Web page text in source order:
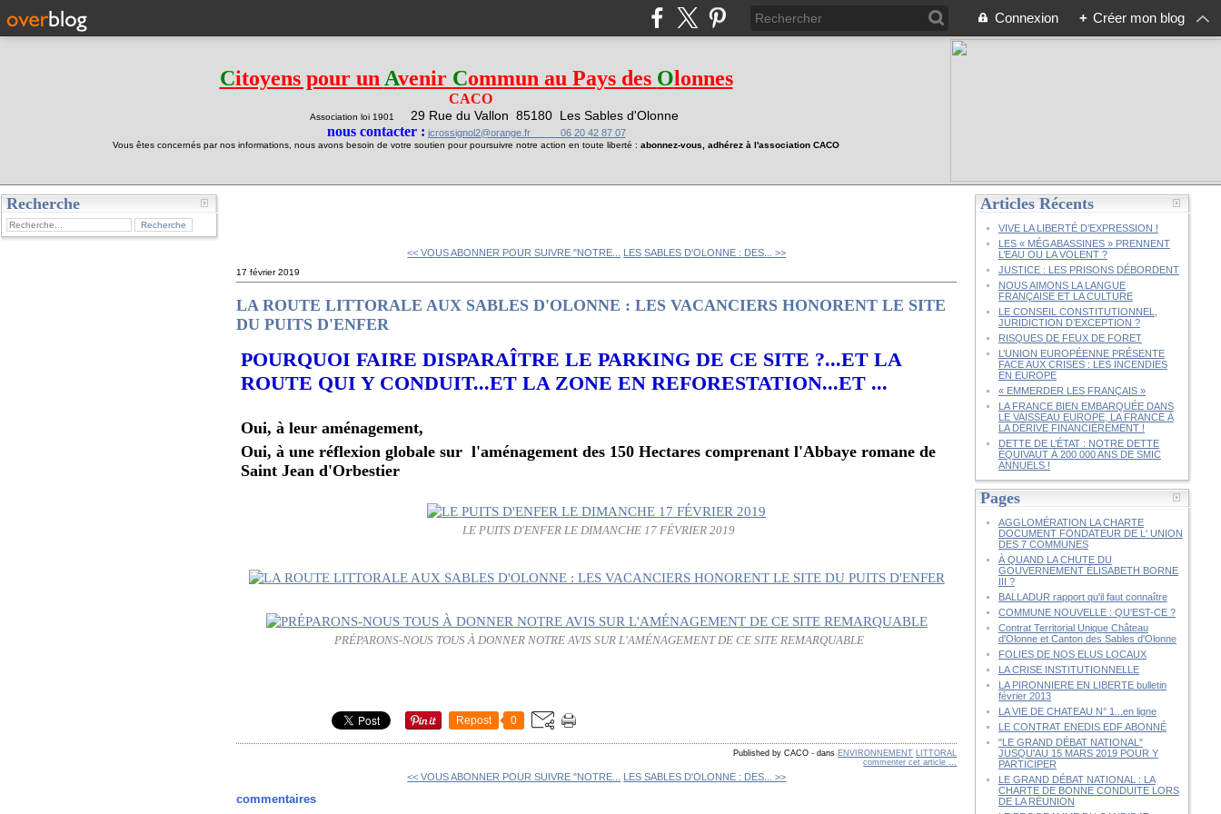
Connexion + Créer mon blog
Citoyens pour un Avenir Commun au Pays des Olonnes
CACO
Association loi 1901 29 Rue du Vallon 85180 Les Sables d'Olonne
nous contacter : jcrossignol2@orange.fr 06 20 42 87 07
Vous êtes concernés par nos informations, nous avons besoin de votre soutien pour poursuivre notre action en toute liberté : abonnez-vous, adhérez à l'association CACO
Recherche
<< VOUS ABONNER POUR SUIVRE "NOTRE... LES SABLES D'OLONNE : DES... >>
17 février 2019
LA ROUTE LITTORALE AUX SABLES D'OLONNE : LES VACANCIERS HONORENT LE SITE
DU PUITS D'ENFER
POURQUOI FAIRE DISPARAÎTRE LE PARKING DE CE SITE ?...ET LA
ROUTE QUI Y CONDUIT...ET LA ZONE EN REFORESTATION...ET ...
Oui, à leur aménagement,
Oui, à une réflexion globale sur l'aménagement des 150 Hectares comprenant l'Abbaye romane de
Saint Jean d'Orbestier
LE PUITS D'ENFER LE DIMANCHE 17 FÉVRIER 2019
PRÉPARONS-NOUS TOUS À DONNER NOTRE AVIS SUR L'AMÉNAGEMENT DE CE SITE REMARQUABLE
Repost 0
Published by CACO - dans ENVIRONNEMENT
LITTORAL
commenter cet article
<< VOUS ABONNER POUR SUIVRE "NOTRE... LES SABLES D'OLONNE : DES... >>
commentaires
Articles Récents
VIVE LA LIBERTÉ D’EXPRESSION !
LES « MÉGABASSINES » PRENNENT
L’EAU OU LA VOLENT ?
JUSTICE : LES PRISONS DÉBORDENT
NOUS AIMONS LA LANGUE
FRANÇAISE ET LA CULTURE
LE CONSEIL CONSTITUTIONNEL,
JURIDICTION D’EXCEPTION ?
RISQUES DE FEUX DE FORET
L’UNION EUROPÉENNE PRÉSENTE
FACE AUX CRISES : LES INCENDIES
EN EUROPE
« EMMERDER LES FRANÇAIS »
LA FRANCE BIEN EMBARQUÉE DANS
LE VAISSEAU EUROPE, LA FRANCE À
LA DÉRIVE FINANCIÈREMENT !
DETTE DE L’ÉTAT : NOTRE DETTE
ÉQUIVAUT À 200 000 ANS DE SMIC
ANNUELS !
Pages
AGGLOMÉRATION LA CHARTE
DOCUMENT FONDATEUR DE L' UNION
DES 7 COMMUNES
À QUAND LA CHUTE DU
GOUVERNEMENT ÉLISABETH BORNE
III ?
BALLADUR rapport qu'il faut connaître
COMMUNE NOUVELLE : QU'EST-CE ?
Contrat Territorial Unique Château
d'Olonne et Canton des Sables d'Olonne
FOLIES DE NOS ELUS LOCAUX
LA CRISE INSTITUTIONNELLE
LA PIRONNIERE EN LIBERTE bulletin
février 2013
LA VIE DE CHATEAU N° 1...en ligne
LE CONTRAT ENEDIS EDF ABONNÉ
"LE GRAND DÉBAT NATIONAL"
JUSQU'AU 15 MARS 2019 POUR Y
PARTICIPER
LE GRAND DÉBAT NATIONAL : LA
CHARTE DE BONNE CONDUITE LORS
DE LA RÉUNION